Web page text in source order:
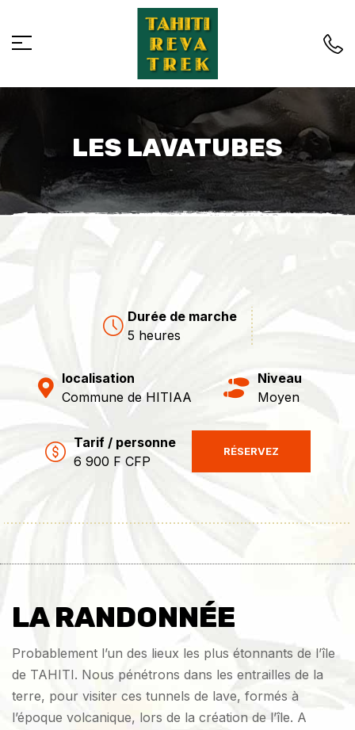
LES LAVATUBES
Durée de marche
5 heures
localisation
Commune de HITIAA
Niveau
Moyen
Tarif / personne
6 900 F CFP
RÉSERVEZ
LA RANDONNÉE
Probablement l’un des lieux les plus étonnants de l’île
de TAHITI. Nous pénétrons dans les entrailles de la
terre, pour visiter ces tunnels de lave, formés à
l’époque volcanique, lors de la création de l’île. A